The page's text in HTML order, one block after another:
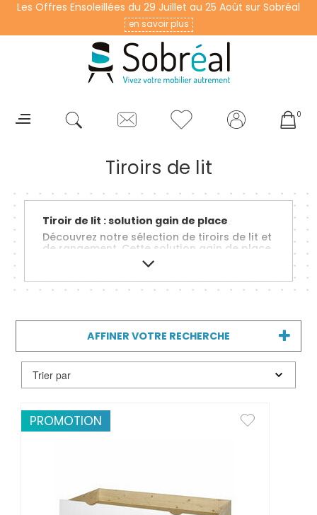
Les Offres Ensoleillées du 29 Juillet au 25 Août sur Sobréal
en savoir plus
0
Tiroirs de lit
Tiroir de lit : solution gain de place
Découvrez notre sélection de tiroirs de lit et
de rangement. Cette solution gain de place
vous permet soit d’ajouter un couchage
supplémentaire à votre chambre à coucher,
soit d’ajouter du rangement sous votre lit.
Quelle que soit la façon dont vous l'utilisez,
chambre à coucher pour enfant est de 9
mètres carrés et de 12 mètres carrés pour
une chambre parentale.
AFFINER VOTRE RECHERCHE
PROMOTION